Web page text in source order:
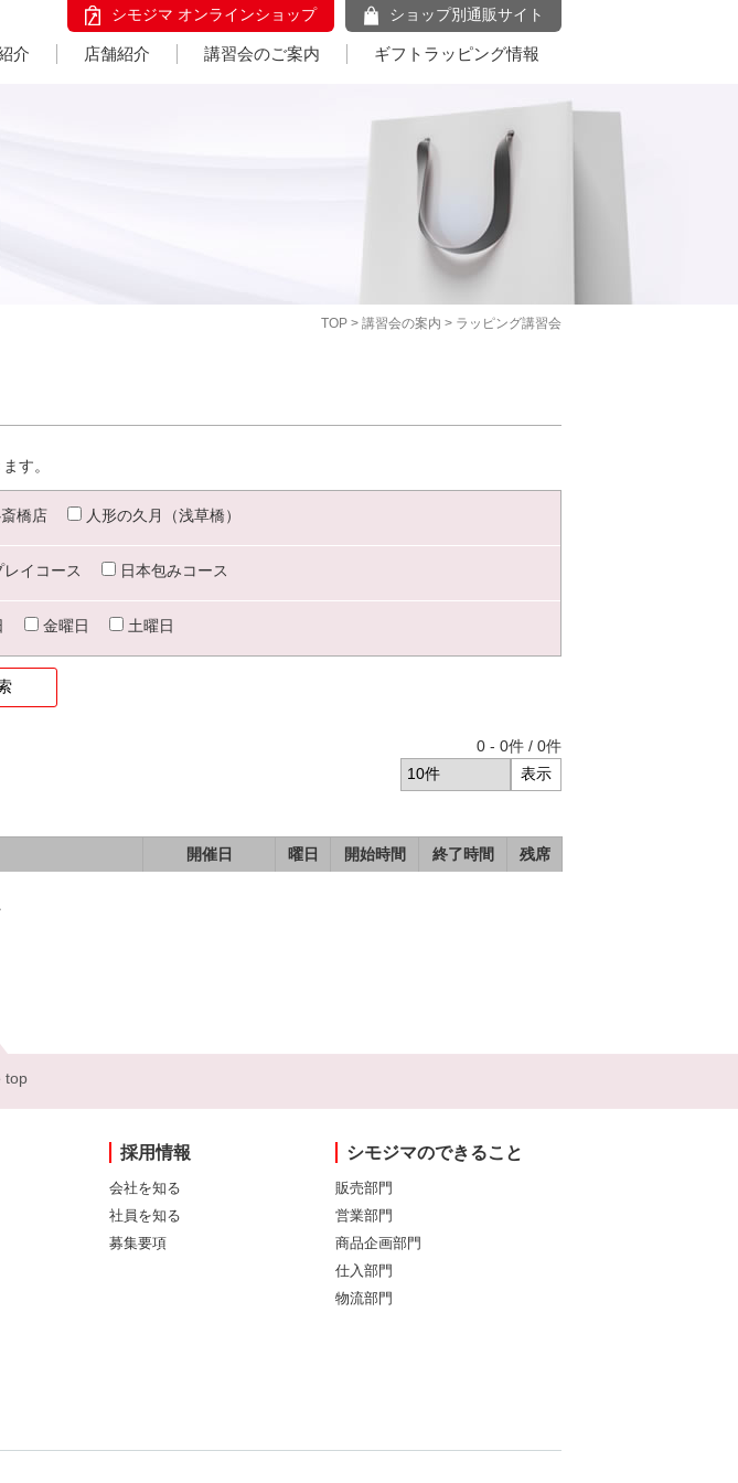
シモジマ オンラインショップ ショップ別通販サイト
介 店舗紹介 講習会のご案内 ギフトラッピング情報
TOP > 講習会の案内 > ラッピング講習会
す。
橋店 人形の久月（浅草橋）
イコース 日本包みコース
金曜日 土曜日
0 - 0件 / 0件
開催日 曜日 開始時間 終了時間 残席
top
採用情報
会社を知る
社員を知る
募集要項
シモジマのできること
販売部門
営業部門
商品企画部門
仕入部門
物流部門